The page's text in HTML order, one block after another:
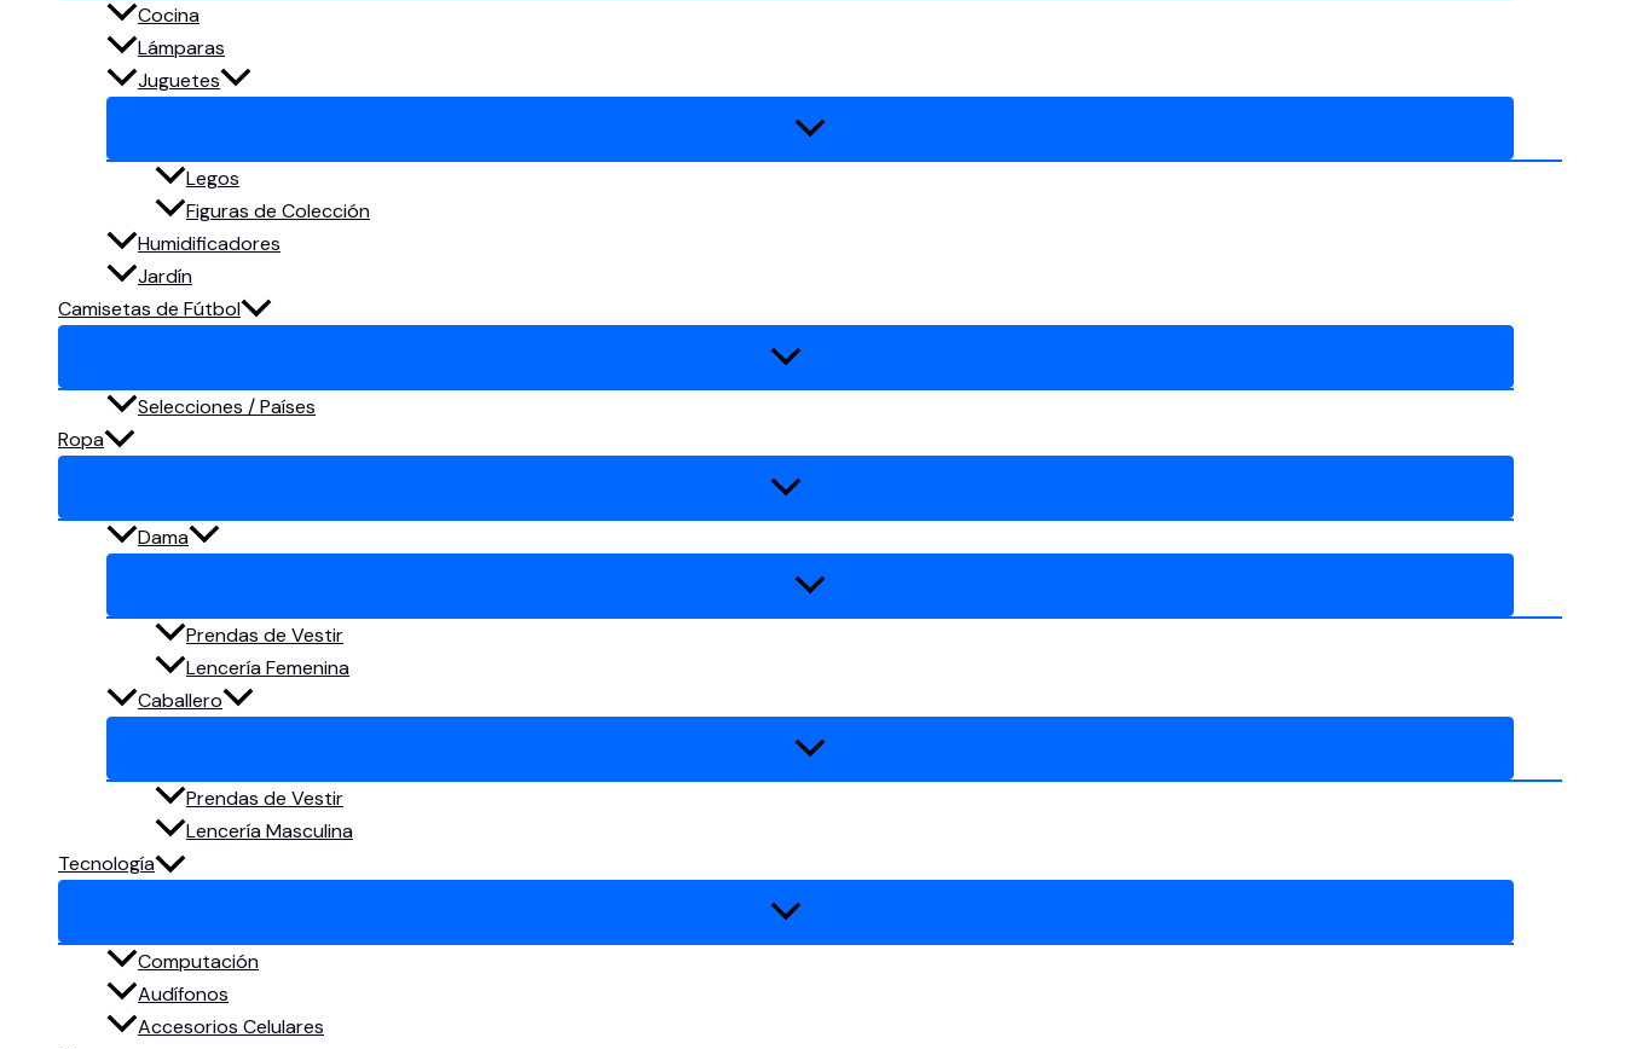
Cocina
Lámparas
Juguetes
Legos
Figuras de Colección
Humidificadores
Jardín
Camisetas de Fútbol
Selecciones / Países
Ropa
Dama
Prendas de Vestir
Lencería Femenina
Caballero
Prendas de Vestir
Lencería Masculina
Tecnología
Computación
Audífonos
Accesorios Celulares